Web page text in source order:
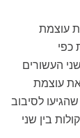
עוצמת
כפי
העשורים
עוצמת
לסיבוב
בין שני